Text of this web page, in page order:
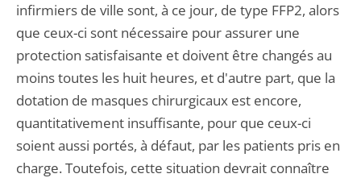
infirmiers de ville sont, à ce jour, de type FFP2, alors
que ceux-ci sont nécessaire pour assurer une
protection satisfaisante et doivent être changés au
moins toutes les huit heures, et d'autre part, que la
dotation de masques chirurgicaux est encore,
quantitativement insuffisante, pour que ceux-ci
soient aussi portés, à défaut, par les patients pris en
charge. Toutefois, cette situation devrait connaître